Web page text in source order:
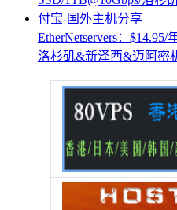
EtherNetservers：$14.95/
洛杉矶&新泽西&迈阿密